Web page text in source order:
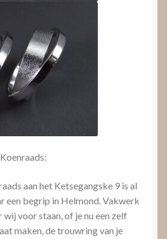
aan het Ketsegangske 9 is al
een begrip in Helmond. Vakwerk
voor staan, of je nu een zelf
maken, de trouwring van je